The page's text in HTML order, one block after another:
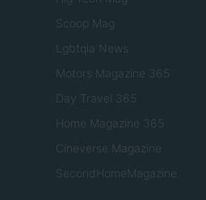
Scoop Mag
Lgbtqia News
Motors Magazine 365
Day Travel 365
Home Magazine 365
Cineverse Magazine
SecondHomeMagazine